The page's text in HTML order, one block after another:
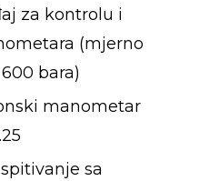
za kontrolu i
(mjerno
bara)
manometar
sa